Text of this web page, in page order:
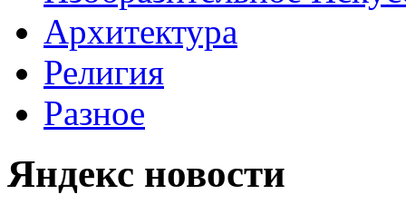
Архитектура
Религия
Разное
Яндекс новости